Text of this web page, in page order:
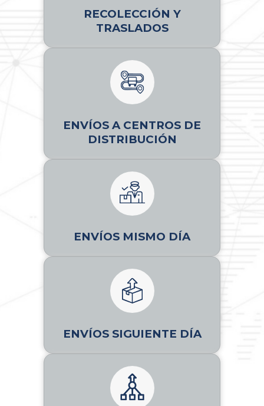
RECOLECCIÓN Y
TRASLADOS
ENVÍOS A CENTROS DE
DISTRIBUCIÓN
ENVÍOS MISMO DÍA
ENVÍOS SIGUIENTE DÍA